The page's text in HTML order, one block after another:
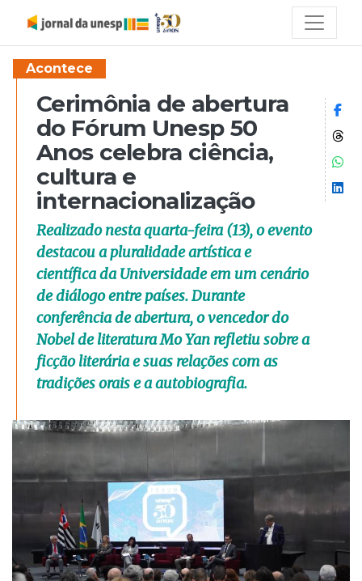
Acontece
Cerimônia de abertura
do Fórum Unesp 50
Anos celebra ciência,
cultura e
internacionalização
Realizado nesta quarta-feira (13), o evento
destacou a pluralidade artística e
científica da Universidade em um cenário
de diálogo entre países. Durante
conferência de abertura, o vencedor do
Nobel de literatura Mo Yan refletiu sobre a
ficção literária e suas relações com as
tradições orais e a autobiografia.